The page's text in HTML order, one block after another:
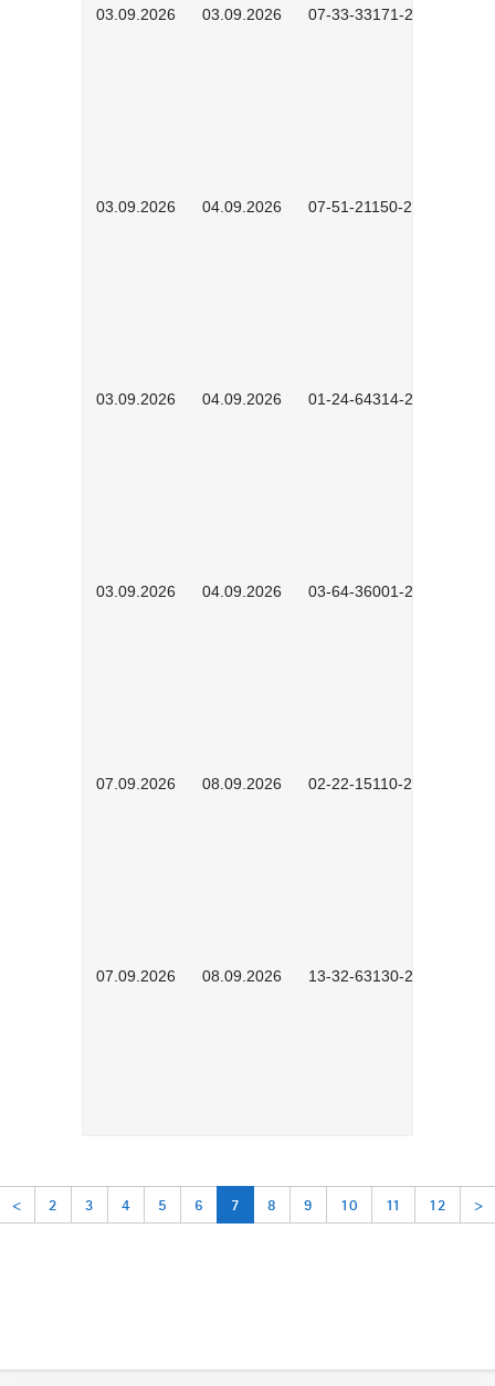
03.09.2026 03.09.2026 07-33-33171-2601
03.09.2026 04.09.2026 07-51-21150-2605
03.09.2026 04.09.2026 01-24-64314-2601
03.09.2026 04.09.2026 03-64-36001-2602
07.09.2026 08.09.2026 02-22-15110-2502
07.09.2026 08.09.2026 13-32-63130-2602
< 2 3 4 5 6 7 8 9 10 11 12 >